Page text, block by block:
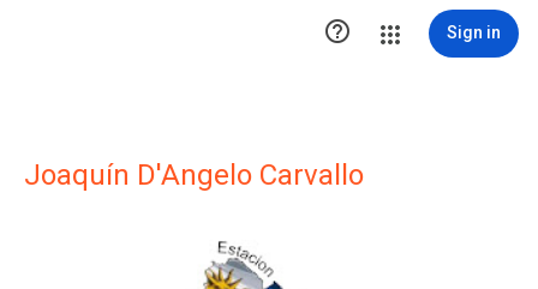
 Sign in
Joaquín D'Angelo Carvallo